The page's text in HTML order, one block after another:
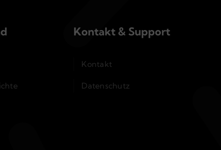
Kontakt & Support
Kontakt
Datenschutz